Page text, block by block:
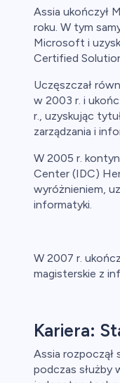
Assia ukończył
roku. W tym
Microsoft i
Certified
Uczęszczał
w 2003 r. i
r., uzyskując
zarządzania i
W 2005 r.
Center (IDC)
wyróżnieniem,
informatyki.
W 2007 r.
magisterskie z
Kariera:
Assia rozpoczął
podczas służby